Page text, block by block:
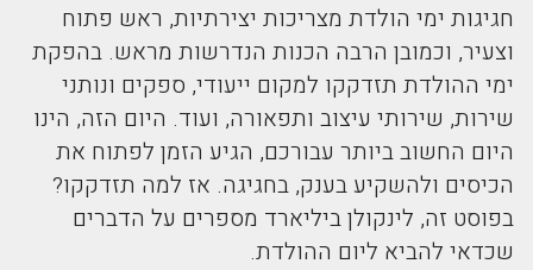
חגיגות ימי הולדת מצריכות יצירתיות, ראש פתוח
וצעיר, וכמובן הרבה הכנות הנדרשות מראש. בהפקת
ימי ההולדת תזדקקו למקום ייעודי, ספקים ונותני
שירות, שירותי עיצוב ותפאורה, ועוד. היום הזה, הינו
היום החשוב ביותר עבורכם, הגיע הזמן לפתוח את
הכיסים ולהשקיע בענק, בחגיגה. אז למה תזדקקו?
בפוסט זה, לינקולן ביליארד מספרים על הדברים
שכדאי להביא ליום ההולדת.